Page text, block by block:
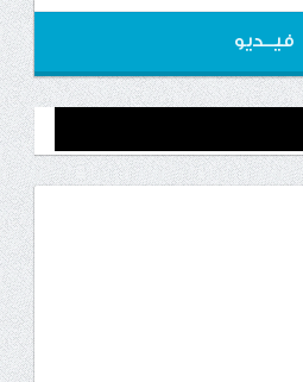
فيــديو